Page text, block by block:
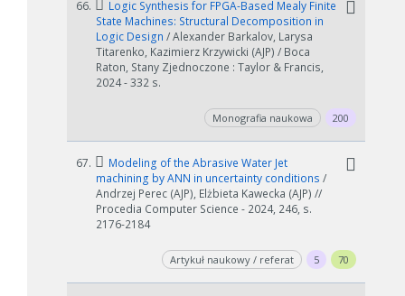
66.
Logic Synthesis for FPGA-Based Mealy Finite
State Machines: Structural Decomposition in
Logic Design / Alexander Barkalov, Larysa
Titarenko, Kazimierz Krzywicki (AJP) / Boca
Raton, Stany Zjednoczone : Taylor & Francis,
2024 - 332 s.
Monografia naukowa 200
67.
Modeling of the Abrasive Water Jet
machining by ANN in uncertainty conditions /
Andrzej Perec (AJP), Elżbieta Kawecka (AJP) //
Procedia Computer Science - 2024, 246, s.
2176-2184
Artykuł naukowy / referat 5 70